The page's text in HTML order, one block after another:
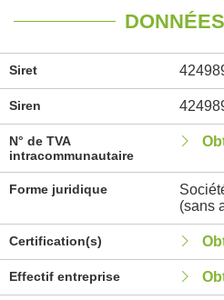
Siret
Siren
N° de TVA
intracommunautaire
Forme juridique
(sans
Certification(s)
Effectif entreprise